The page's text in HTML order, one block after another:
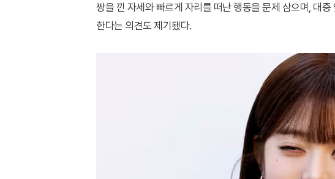
짱을 낀 자세와 빠르게 자리를 떠난 행동을 문제 삼으며, 대
한다는 의견도 제기됐다.